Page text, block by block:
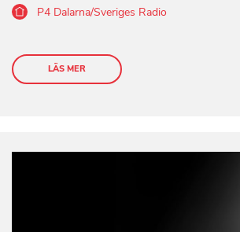
P4 Dalarna/Sveriges Radio
LÄS MER